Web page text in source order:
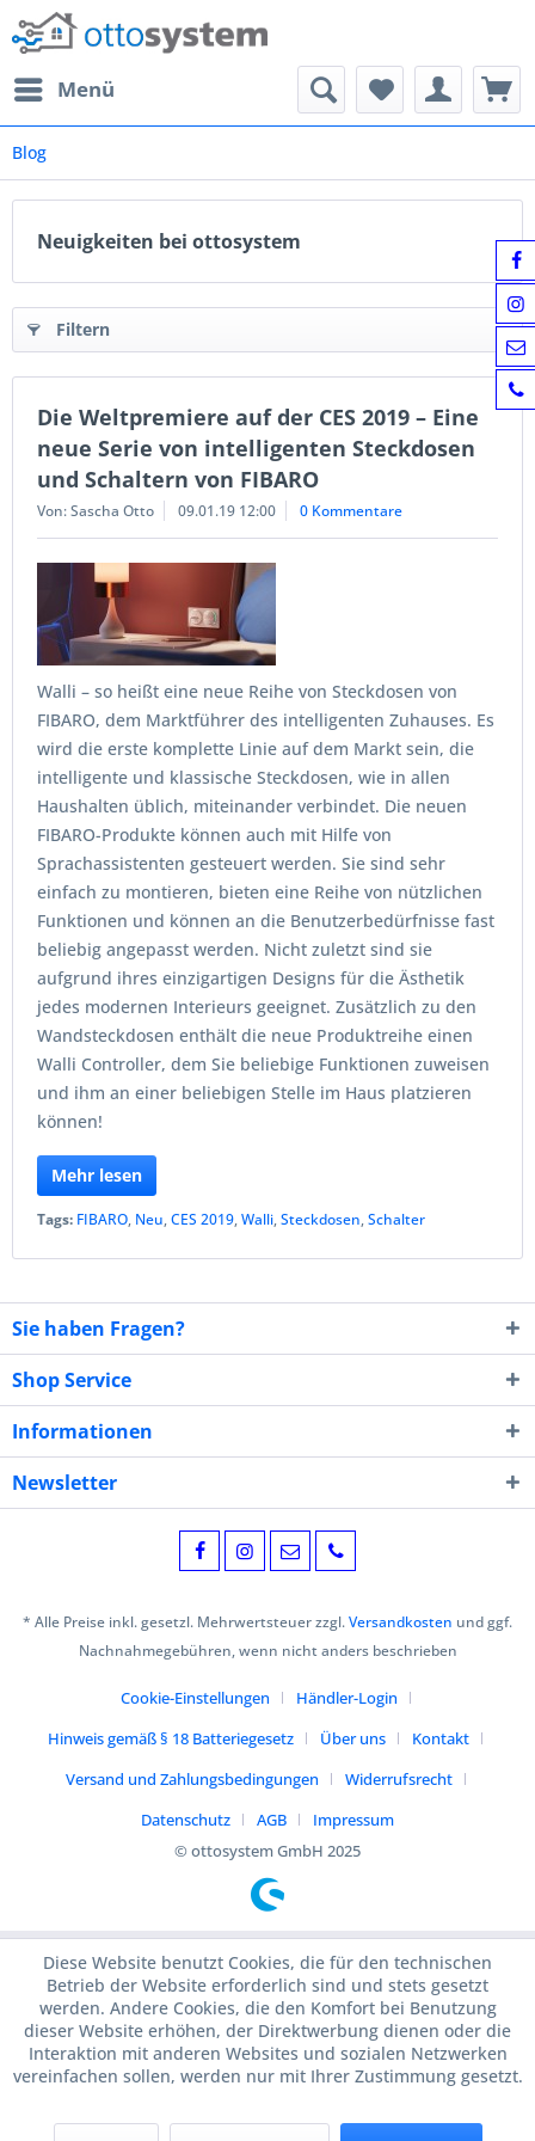
Menü
Blog
Neuigkeiten bei ottosystem
Filtern
Die Weltpremiere auf der CES 2019 – Eine
neue Serie von intelligenten Steckdosen
und Schaltern von FIBARO
Von: Sascha Otto 09.01.19 12:00 0 Kommentare
Walli – so heißt eine neue Reihe von Steckdosen von
FIBARO, dem Marktführer des intelligenten Zuhauses. Es
wird die erste komplette Linie auf dem Markt sein, die
intelligente und klassische Steckdosen, wie in allen
Haushalten üblich, miteinander verbindet. Die neuen
FIBARO-Produkte können auch mit Hilfe von
Sprachassistenten gesteuert werden. Sie sind sehr
einfach zu montieren, bieten eine Reihe von nützlichen
Funktionen und können an die Benutzerbedürfnisse fast
beliebig angepasst werden. Nicht zuletzt sind sie
aufgrund ihres einzigartigen Designs für die Ästhetik
jedes modernen Interieurs geeignet. Zusätzlich zu den
Wandsteckdosen enthält die neue Produktreihe einen
Walli Controller, dem Sie beliebige Funktionen zuweisen
und ihm an einer beliebigen Stelle im Haus platzieren
können!
Mehr lesen
Tags: FIBARO, Neu,CES 2019,Walli,Steckdosen,Schalter
Sie haben Fragen?
Shop Service
Informationen
Newsletter
* Alle Preise inkl. gesetzl. Mehrwertsteuer zzgl.Versandkosten und ggf.
Nachnahmegebühren, wenn nicht anders beschrieben
Cookie-Einstellungen
Händler-Login
Hinweis gemäß § 18 Batteriegesetz
Über uns
Kontakt
Versand und Zahlungsbedingungen
Widerrufsrecht
Datenschutz
AGB
Impressum
© ottosystem GmbH 2025
Diese Website benutzt Cookies, die für den technischen
Betrieb der Website erforderlich sind und stets gesetzt
werden. Andere Cookies, die den Komfort bei Benutzung
dieser Website erhöhen, der Direktwerbung dienen oder die
Interaktion mit anderen Websites und sozialen Netzwerken
vereinfachen sollen, werden nur mit Ihrer Zustimmung gesetzt.